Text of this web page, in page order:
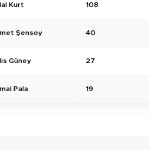
Kurt 108
Şensoy 40
Güney 27
Pala 19